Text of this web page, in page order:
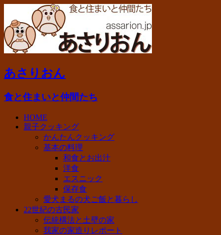
あさりおん
食と住まいと仲間たち
HOME
親子クッキング
かんたんクッキング
基本の料理
和食とお出汁
洋食
エスニック
保存食
愛犬まるの犬ご飯と暮らし
22世紀の古民家
伝統構法と土壁の家
我家の家造りレポート